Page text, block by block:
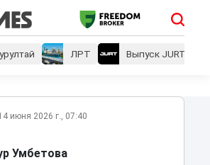
ЛРТ Выпуск JURT
июня 2026 г., 07:40
Умбетова